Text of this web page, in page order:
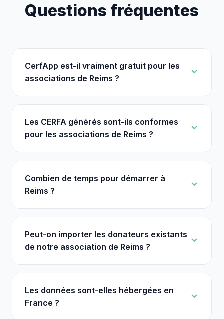
Questions fréquentes
CerfApp est-il vraiment gratuit pour les
associations de Reims ?
Les CERFA générés sont-ils conformes
pour les associations de Reims ?
Combien de temps pour démarrer à
Reims ?
Peut-on importer les donateurs existants
de notre association de Reims ?
Les données sont-elles hébergées en
France ?